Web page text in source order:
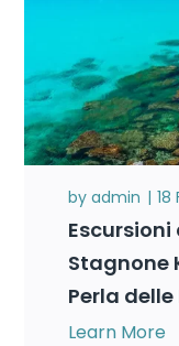
byadmin 18
Stagnone
Perla
Learn More